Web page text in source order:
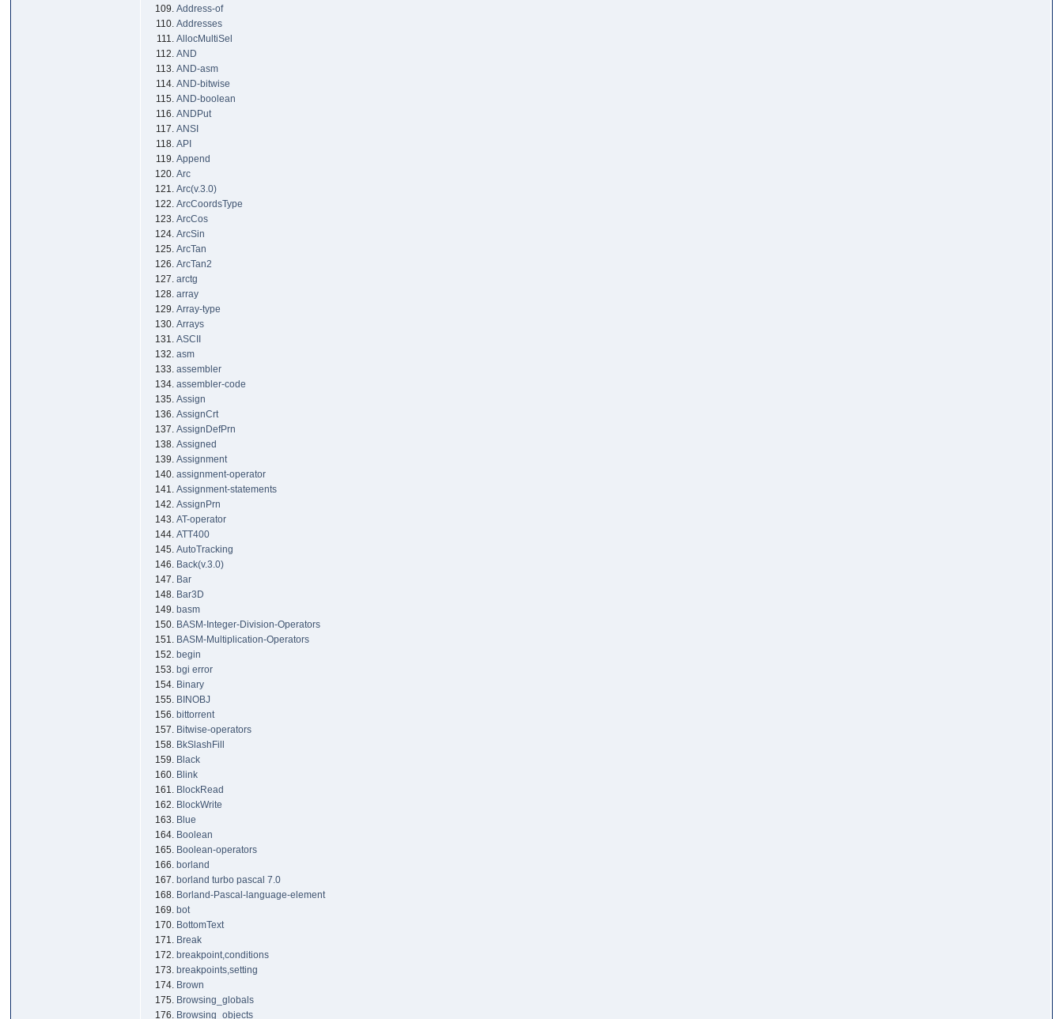
Address-of
Addresses
AllocMultiSel
AND
AND-asm
AND-bitwise
AND-boolean
ANDPut
ANSI
API
Append
Arc
Arc(v.3.0)
ArcCoordsType
ArcCos
ArcSin
ArcTan
ArcTan2
arctg
array
Array-type
Arrays
ASCII
asm
assembler
assembler-code
Assign
AssignCrt
AssignDefPrn
Assigned
Assignment
assignment-operator
Assignment-statements
AssignPrn
AT-operator
ATT400
AutoTracking
Back(v.3.0)
Bar
Bar3D
basm
BASM-Integer-Division-Operators
BASM-Multiplication-Operators
begin
bgi error
Binary
BINOBJ
bittorrent
Bitwise-operators
BkSlashFill
Black
Blink
BlockRead
BlockWrite
Blue
Boolean
Boolean-operators
borland
borland turbo pascal 7.0
Borland-Pascal-language-element
bot
BottomText
Break
breakpoint,conditions
breakpoints,setting
Brown
Browsing_globals
Browsing_objects